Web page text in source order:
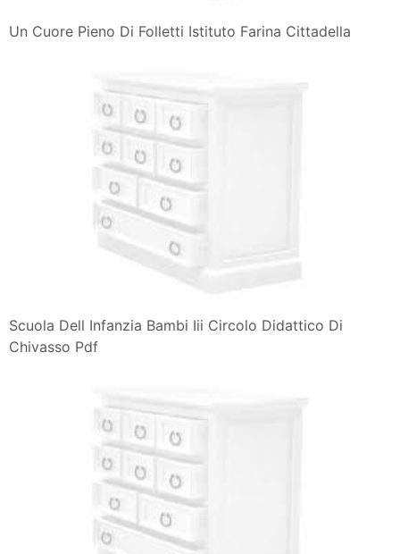
Un Cuore Pieno Di Folletti Istituto Farina Cittadella
Scuola Dell Infanzia Bambi Iii Circolo Didattico Di
Chivasso Pdf